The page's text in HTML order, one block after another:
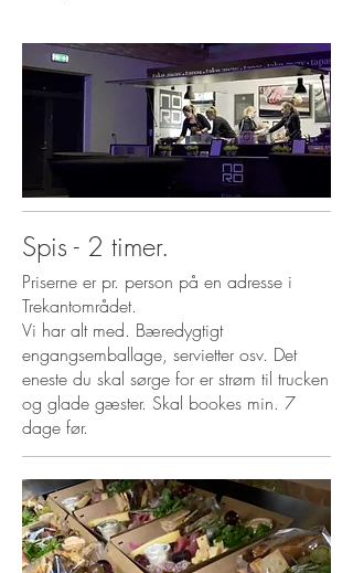
Spis - 2 timer.
Priserne er pr. person på en adresse i
Trekantområdet.
Vi har alt med. Bæredygtigt
engangsemballage, servietter osv. Det
eneste du skal sørge for er strøm til trucken
og glade gæster. Skal bookes min. 7
dage før.